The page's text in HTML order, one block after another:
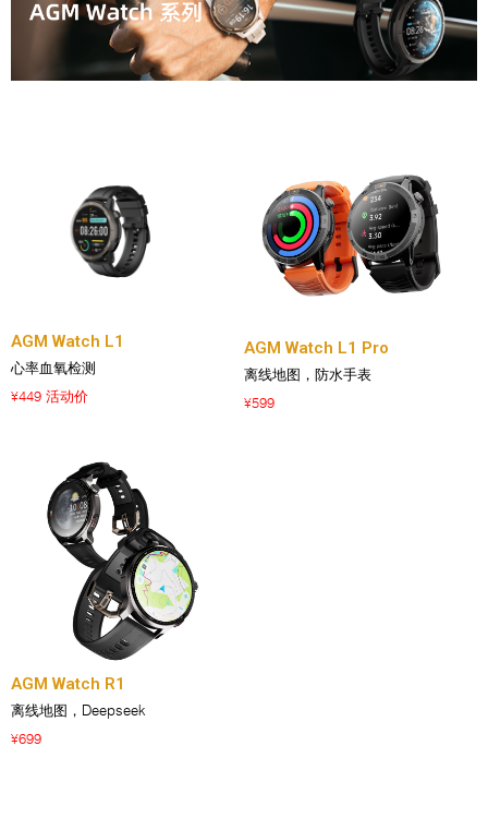
AGM Watch L1
心率血氧检测
¥449 活动价
AGM Watch L1 Pro
离线地图，防水手表
¥599
AGM Watch R1
离线地图，Deepseek
¥699